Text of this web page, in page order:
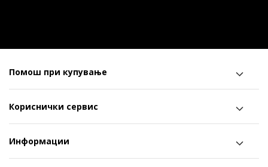
Помош при купување
Кориснички сервис
Информации